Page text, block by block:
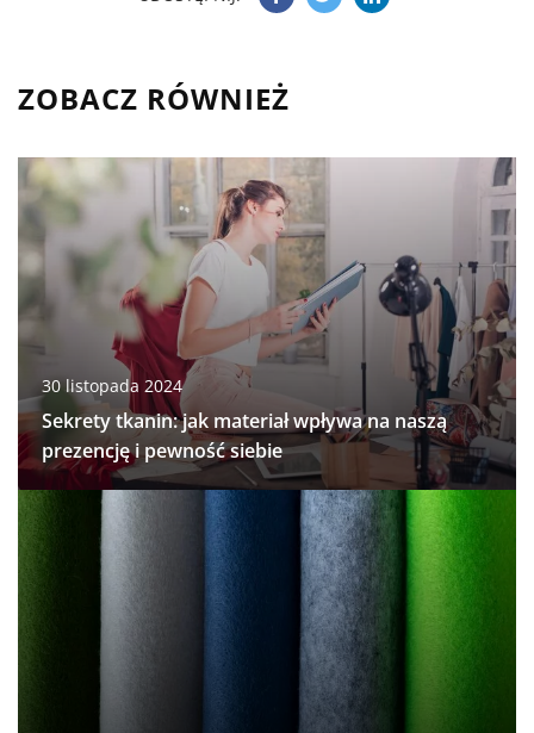
ZOBACZ RÓWNIEŻ
30 listopada 2024
Sekrety tkanin: jak materiał wpływa na naszą
prezencję i pewność siebie